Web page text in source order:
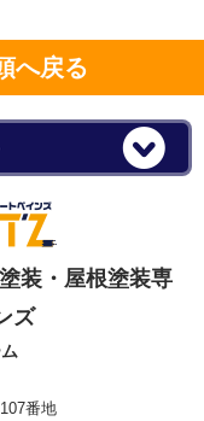
へ戻る
装・屋根塗装専
ズ
番地